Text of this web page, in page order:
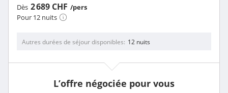
Dès 2 689 CHF /pers
Pour 12 nuits
Autres durées de séjour disponibles 12 nuits
L’offre négociée pour vous